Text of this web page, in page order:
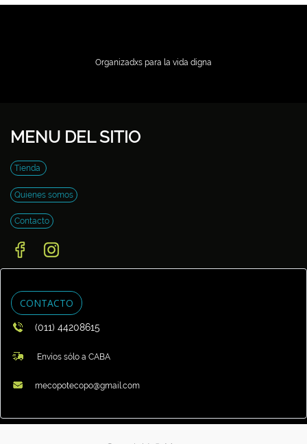
Organizadxs para la vida digna
MENU DEL SITIO
Tienda
Quienes somos
Contacto
CONTACTO
(011) 44208615
Envíos sólo a CABA
mecopotecopo@gmail.com